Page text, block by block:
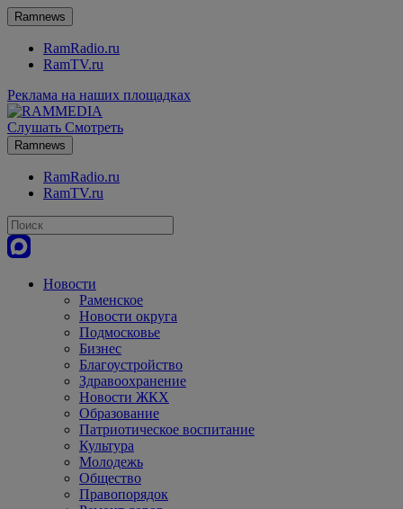
Ramnews
RamRadio.ru
RamTV.ru
Реклама на наших площадках
Слушать Смотреть
Ramnews
RamRadio.ru
RamTV.ru
Новости
Раменское
Новости округа
Подмосковье
Бизнес
Благоустройство
Здравоохранение
Новости ЖКХ
Образование
Патриотическое воспитание
Культура
Молодежь
Общество
Правопорядок